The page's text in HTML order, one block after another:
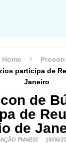
Home
Procon
participa de
Janeiro
de
de
de
PMAB 19/06/